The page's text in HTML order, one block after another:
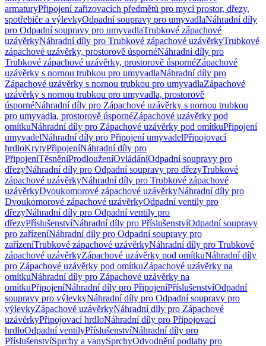
armaturyPřipojení zařizovacích předmětů pro mycí prostor, dřezy,
spotřebiče a výlevkyOdpadní soupravy pro umyvadlaNáhradní díly
pro Odpadní soupravy pro umyvadlaTrubkové zápachové
uzávěrkyNáhradní díly pro Trubkové zápachové uzávěrkyTrubkové
zápachové uzávěrky, prostorově úspornéNáhradní díly pro
Trubkové zápachové uzávěrky, prostorově úspornéZápachové
uzávěrky s nornou trubkou pro umyvadlaNáhradní díly pro
Zápachové uzávěrky s nornou trubkou pro umyvadlaZápachové
uzávěrky s nornou trubkou pro umyvadla, prostorově
úspornéNáhradní díly pro Zápachové uzávěrky s nornou trubkou
pro umyvadla, prostorově úspornéZápachové uzávěrky pod
omítkuNáhradní díly pro Zápachové uzávěrky pod omítkuPřipojení
umyvadelNáhradní díly pro Připojení umyvadelPřipojovací
hrdloKrytyPřipojeníNáhradní díly pro
PřipojeníTěsněníProdlouženíOvládáníOdpadní soupravy pro
dřezyNáhradní díly pro Odpadní soupravy pro dřezyTrubkové
zápachové uzávěrkyNáhradní díly pro Trubkové zápachové
uzávěrkyDvoukomorové zápachové uzávěrkyNáhradní díly pro
Dvoukomorové zápachové uzávěrkyOdpadní ventily pro
dřezyNáhradní díly pro Odpadní ventily pro
dřezyPříslušenstvíNáhradní díly pro PříslušenstvíOdpadní soupravy
pro zařízeníNáhradní díly pro Odpadní soupravy pro
zařízeníTrubkové zápachové uzávěrkyNáhradní díly pro Trubkové
zápachové uzávěrkyZápachové uzávěrky pod omítkuNáhradní díly
pro Zápachové uzávěrky pod omítkuZápachové uzávěrky na
omítkuNáhradní díly pro Zápachové uzávěrky na
omítkuPřipojeníNáhradní díly pro PřipojeníPříslušenstvíOdpadní
soupravy pro výlevkyNáhradní díly pro Odpadní soupravy pro
výlevkyZápachové uzávěrkyNáhradní díly pro Zápachové
uzávěrkyPřipojovací hrdloNáhradní díly pro Připojovací
hrdloOdpadní ventilyPříslušenstvíNáhradní díly pro
PříslušenstvíSprchy a vanySprchyOdvodnění podlahy pro